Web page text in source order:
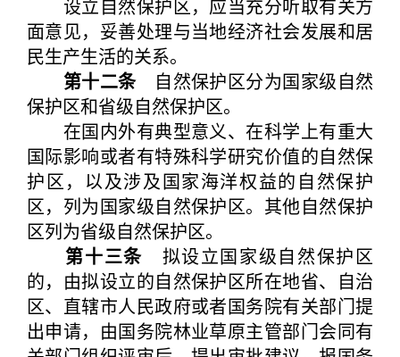
设立自然保护区，应当充分听取有关方
面意见，妥善处理与当地经济社会发展和居
民生产生活的关系。
第十二条自然保护区分为国家级自然
保护区和省级自然保护区。
在国内外有典型意义、在科学上有重大
国际影响或者有特殊科学研究价值的自然保
护区，以及涉及国家海洋权益的自然保护
区，列为国家级自然保护区。其他自然保护
区列为省级自然保护区。
第十三条 拟设立国家级自然保护区
的，由拟设立的自然保护区所在地省、自治
区、直辖市人民政府或者国务院有关部门提
出申请，由国务院林业草原主管部门会同有